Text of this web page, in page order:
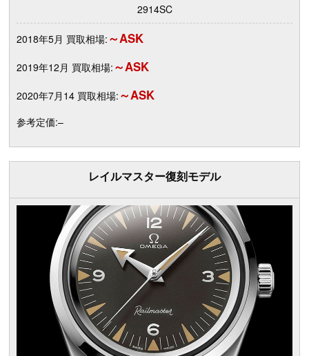
2914SC
2018年5月 買取相場: ～ASK
2019年12月 買取相場: ～ASK
2020年7月14 買取相場: ～ASK
参考定価:–
レイルマスター復刻モデル